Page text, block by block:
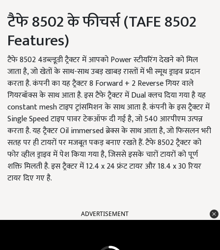
टैफे 8502 के फीचर्स (TAFE 8502
Features)
टैफे 8502 4डब्ल्डूडी ट्रैक्टर में आपको Power स्टीयरिंग देखने को मिल
जाता है, जो खेतों के साथ-साथ उबड़ खाबड़ रास्तों में भी स्मूथ ड्राइव प्रदान
करता है. कंपनी का यह ट्रैक्टर 8 Forward + 2 Reverse गियर वाले
गियरबॉक्स के साथ आता है. इस टैफे ट्रैक्टर में Dual क्लच दिया गया है यह
constant mesh टाइप ट्रांसमिशन के साथ आता है. कंपनी के इस ट्रैक्टर में
Single Speed टाइप पावर टेकऑफ दी गई है, जो 540 आरपीएम उत्पन्न
करता है. यह ट्रैक्टर Oil immersed ब्रेक्स के साथ आता है, जो फिसलन भरी
सतह पर ही टायरों पर मजबूत पकड़ बनाए रखते हैं. टैफे 8502 ट्रैक्टर को
फोर व्हील ड्राइव में पेश किया गया है, जिससे इसके चारों टायरों को पूर्ण
शक्ति मिलती है. इस ट्रैक्टर में 12.4 x 24 फ्रंट टायर और 18.4 x 30 रियर
टायर दिए गए है.
ADVERTISEMENT